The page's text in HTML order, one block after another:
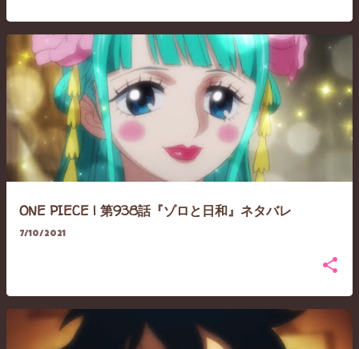
ONE PIECE | 第938話『ゾロと日和』ネタバレ
7/10/2021